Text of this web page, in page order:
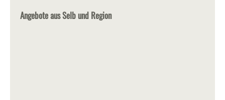
Angebote aus Selb und Region